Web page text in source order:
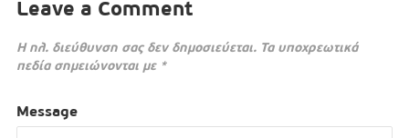
Leave a Comment
Η ηλ. διεύθυνση σας δεν δημοσιεύεται. Τα υποχρεωτικά
πεδία σημειώνονται με *
Message